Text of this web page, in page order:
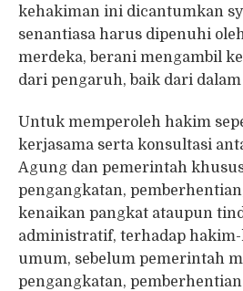
kehakiman ini dicantumkan
senantiasa harus dipenuhi
merdeka, berani mengambil
dari pengaruh, baik dari
Untuk memperoleh hakim
kerjasama serta konsultasi
Agung dan pemerintah
pengangkatan,
kenaikan pangkat ataupun
administratif, terhadap
umum, sebelum pemerintah
pengangkatan,